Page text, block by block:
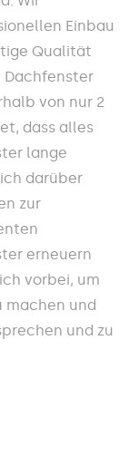
Einbau
Qualität
Dachfenster
von nur 2
dass alles
lange
darüber
zur
erneuern
vorbei, um
machen und
und zu